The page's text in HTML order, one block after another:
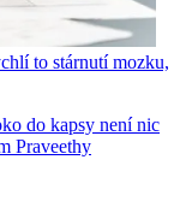
to stárnutí mozku,
do kapsy není nic
Praveethy